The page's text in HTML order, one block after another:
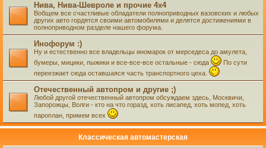
Нива, Нива-Шевроле и прочие 4х4
Вобщем все счастливые обладатели полноприводных вазовских и любых
других авто гордятся своими автомобилями и делятся достижениями в
полноприводном разделе нашего форума.
Инофорум :)
Ну и естественно все владельцы иномарок от мерседеса до амулета,
бумеры, мицики, пыжики и все-все-все остальные - сюда
По сути
переезжает сюда оставшаяся часть транспортного цеха.
Отечественный автопром и другие ;)
Любой другой отечественный автопром обсуждаем здесь, Москвичи,
Запорожцы, Волги - кто на что горазд, хоть лисапед, хоть мопед, хоть
пароплан, примем всех
Классическая автомастерская